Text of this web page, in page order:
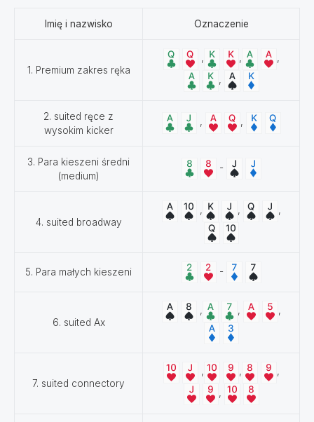
Imię i nazwisko Oznaczenie
1. Premium zakres ręka
, ,
,
,
2. suited ręce z
wysokim kicker
, ,
3. Para kieszeni średni
(medium)
-
4. suited broadway
, , ,
5. Para małych kieszeni -
6. suited Ax
, , ,
7. suited connectory
, ,
,
,